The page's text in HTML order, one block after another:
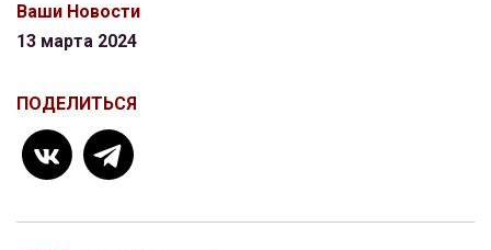
Ваши Новости
13 марта 2024
ПОДЕЛИТЬСЯ